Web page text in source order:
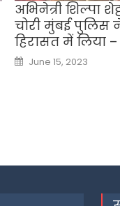
अभिनेत्री शिल्पा
चोरी मुंबई पुलिस
हिरासत में लिया –
Posted
on
June 15, 2023